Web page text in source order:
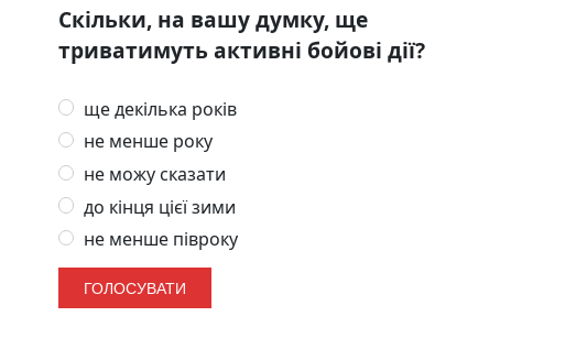
Скільки, на вашу думку, ще
триватимуть активні бойові дії?
ще декілька років
не менше року
не можу сказати
до кінця цієї зими
не менше півроку